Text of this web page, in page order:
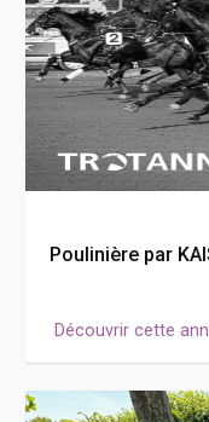
Poulinière par
Découvrir cette